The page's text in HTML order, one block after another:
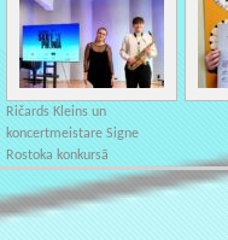
Ričards Kleins un
koncertmeistare Signe
Rostoka konkursā